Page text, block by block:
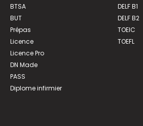
BTSA
BUT
Prépas
Licence
Licence Pro
DN Made
PASS
Diplome infirmier
DELF B1
DELF B2
TOEIC
TOEFL